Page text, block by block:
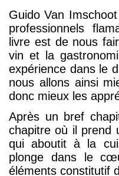
Guido Van
professionnels
livre est de nous
vin et la
expérience dans le
nous allons ainsi
donc mieux les
Après un bref
chapitre où il prend
qui aboutit à la
plonge dans le
éléments constitutif